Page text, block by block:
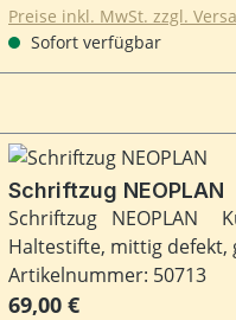
Preise inkl. MwSt. zzgl.
Sofort verfügbar
Schriftzug NEOPLAN
Schriftzug NEOPLAN
Haltestifte, mittig defekt,
Artikelnummer: 50713
Regulärer Preis:
69,00 €